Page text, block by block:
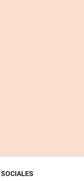
SOCIALES